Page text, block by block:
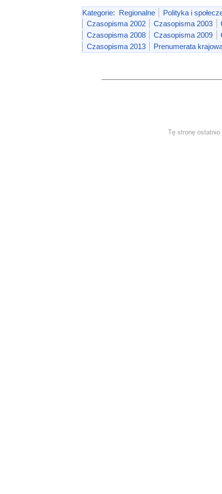
Kategorie: Regionalne
Polityka i
Czasopisma 2002
Czasopisma 2003
Czasopisma 2008
Czasopisma 2009
Czasopisma 2013
Prenumerata
Tę stronę